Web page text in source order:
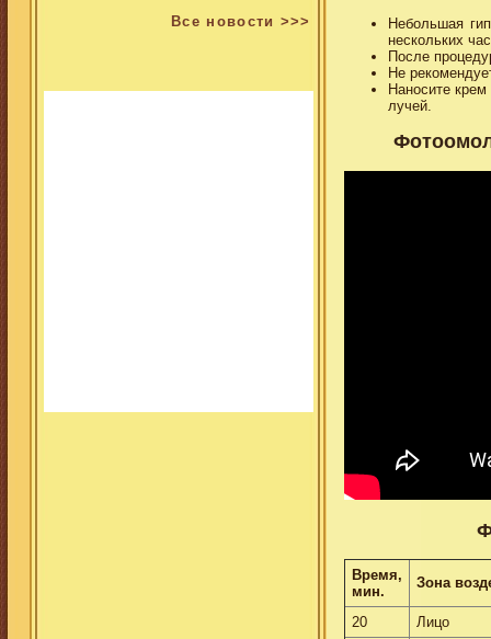
Все новости >>>
Небольшая
нескольких
После
Не
Наносите
лучей.
Время,
мин.
Зона
20
Лицо